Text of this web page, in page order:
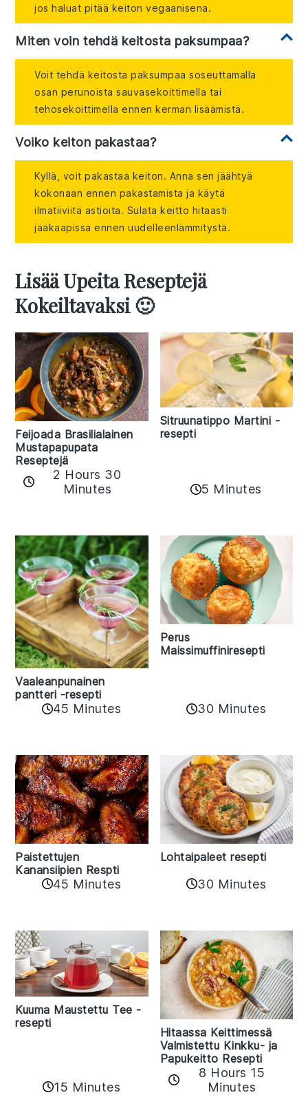
jos haluat pitää keiton vegaanisena.
Miten voin tehdä keitosta paksumpaa?
Voit tehdä keitosta paksumpaa soseuttamalla
osan perunoista sauvasekoittimella tai
tehosekoittimella ennen kerman lisäämistä.
Voiko keiton pakastaa?
Kyllä, voit pakastaa keiton. Anna sen jäähtyä
kokonaan ennen pakastamista ja käytä
ilmatiiviitä astioita. Sulata keitto hitaasti
jääkaapissa ennen uudelleenlämmitystä.
Lisää Upeita Reseptejä
Kokeiltavaksi 🙂
Feijoada Brasilialainen
Mustapapupata
Reseptejä
2 Hours 30
Minutes
Sitruunatippo Martini -
resepti
5 Minutes
Vaaleanpunainen
pantteri -resepti
45 Minutes
Perus
Maissimuffiniresepti
30 Minutes
Paistettujen
Kanansiipien Respti
45 Minutes
Lohtaipaleet resepti
30 Minutes
Kuuma Maustettu Tee -
resepti
15 Minutes
Hitaassa Keittimessä
Valmistettu Kinkku- ja
Papukeitto Resepti
8 Hours 15
Minutes